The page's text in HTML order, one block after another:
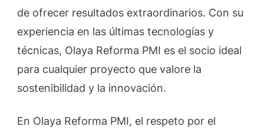
de ofrecer resultados extraordinarios. Con su
experiencia en las últimas tecnologías y
técnicas, Olaya Reforma PMI es el socio ideal
para cualquier proyecto que valore la
sostenibilidad y la innovación.
En Olaya Reforma PMI, el respeto por el